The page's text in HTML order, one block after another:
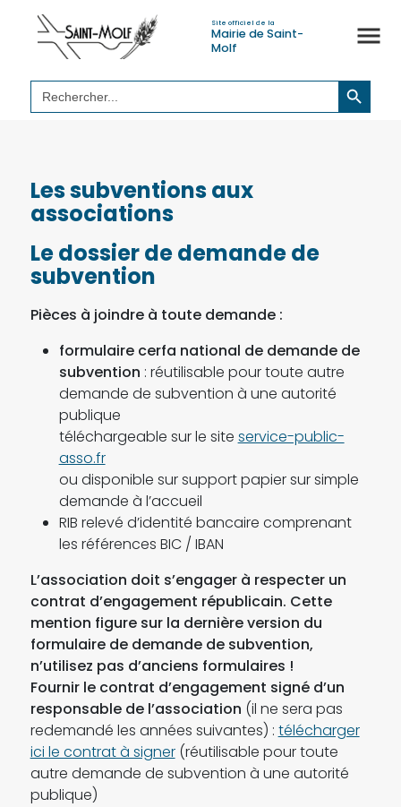
Site officiel de la
Mairie de Saint-
Molf
Search
for:
Search Button
Les subventions aux
associations
Le dossier de demande de
subvention
Pièces à joindre à toute demande :
formulaire cerfa national de demande de
subvention : réutilisable pour toute autre
demande de subvention à une autorité
publique
téléchargeable sur le site service-public-
asso.fr
ou disponible sur support papier sur simple
demande à l’accueil
RIB relevé d’identité bancaire comprenant
les références BIC / IBAN
L’association doit s’engager à respecter un
contrat d’engagement républicain. Cette
mention figure sur la dernière version du
formulaire de demande de subvention,
n’utilisez pas d’anciens formulaires !
Fournir le contrat d’engagement signé d’un
responsable de l’association (il ne sera pas
redemandé les années suivantes) : télécharger
ici le contrat à signer(réutilisable pour toute
autre demande de subvention à une autorité
publique)